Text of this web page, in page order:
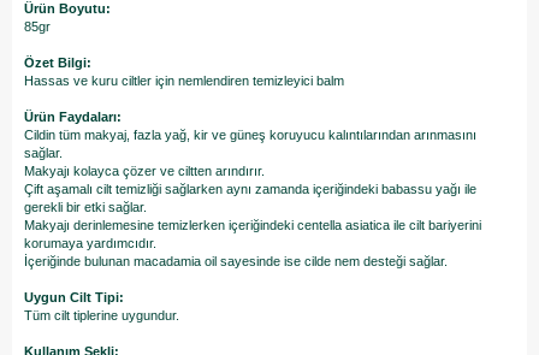
Ürün Boyutu:
85gr
Özet Bilgi:
Hassas ve kuru ciltler için nemlendiren temizleyici balm
Ürün Faydaları:
Cildin tüm makyaj, fazla yağ, kir ve güneş koruyucu kalıntılarından arınmasını
sağlar.
Makyajı kolayca çözer ve ciltten arındırır.
Çift aşamalı cilt temizliği sağlarken aynı zamanda içeriğindeki babassu yağı ile
gerekli bir etki sağlar.
Makyajı derinlemesine temizlerken içeriğindeki centella asiatica ile cilt bariyerini
korumaya yardımcıdır.
İçeriğinde bulunan macadamia oil sayesinde ise cilde nem desteği sağlar.
Uygun Cilt Tipi:
Tüm cilt tiplerine uygundur.
Kullanım Şekli: